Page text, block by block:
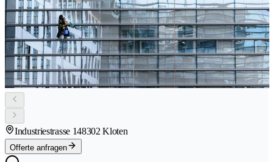
Industriestrasse 148302 Kloten
Offerte anfragen